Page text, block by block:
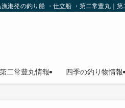
港発の釣り船 ・仕立船 ・第二常豊丸｜
第二常豊丸情報 四季の釣り物情報